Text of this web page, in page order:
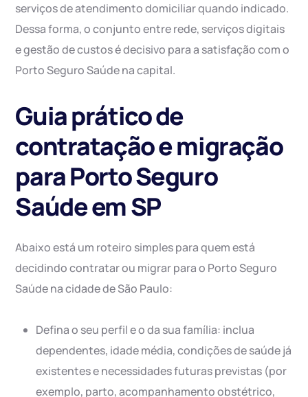
serviços de atendimento domiciliar quando indicado.
Dessa forma, o conjunto entre rede, serviços digitais
e gestão de custos é decisivo para a satisfação com o
Porto Seguro Saúde na capital.
Guia prático de
contratação e migração
para Porto Seguro
Saúde em SP
Abaixo está um roteiro simples para quem está
decidindo contratar ou migrar para o Porto Seguro
Saúde na cidade de São Paulo:
Defina o seu perfil e o da sua família: inclua
dependentes, idade média, condições de saúde já
existentes e necessidades futuras previstas (por
exemplo, parto, acompanhamento obstétrico,